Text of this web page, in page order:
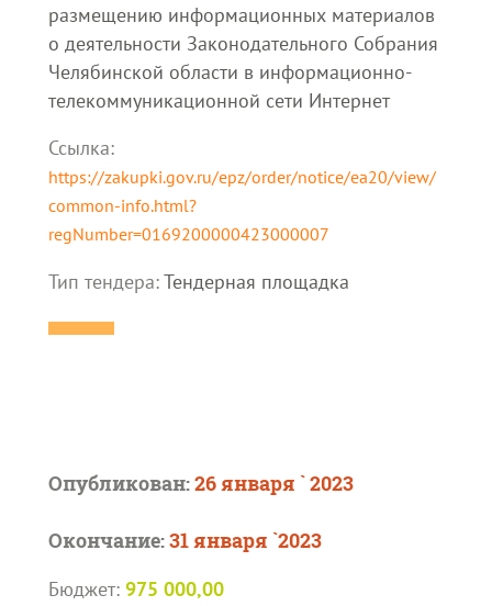
размещению информационных материалов
о деятельности Законодательного Собрания
Челябинской области в информационно-
телекоммуникационной сети Интернет
Ссылка:
https://zakupki.gov.ru/epz/order/notice/ea20/view/
common-info.html?
regNumber=0169200000423000007
Тип тендера:Тендерная площадка
Опубликован:26 января ` 2023
Окончание:31 января `2023
Бюджет: 975 000,00